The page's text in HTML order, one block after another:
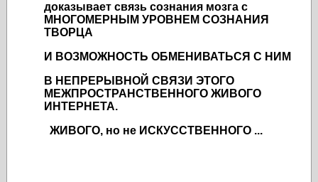
доказывает связь сознания мозга с
МНОГОМЕРНЫМ УРОВНЕМ СОЗНАНИЯ
ТВОРЦА
И ВОЗМОЖНОСТЬ ОБМЕНИВАТЬСЯ С НИМ
В НЕПРЕРЫВНОЙ СВЯЗИ ЭТОГО
МЕЖПРОСТРАНСТВЕННОГО ЖИВОГО
ИНТЕРНЕТА.
ЖИВОГО, но не ИСКУССТВЕННОГО ...